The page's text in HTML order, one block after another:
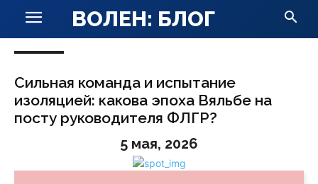
ВОЛЕН: БЛОГ
Сильная команда и испытание
изоляцией: какова эпоха Вяльбе на
посту руководителя ФЛГР?
5 мая, 2026